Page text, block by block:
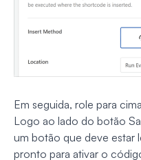
Em seguida, role para
Logo ao lado do botão
um botão que deve estar
pronto para ativar o